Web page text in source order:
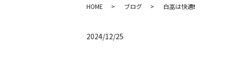
HOME ブログ 白嵓は快適❗️
2024/12/25